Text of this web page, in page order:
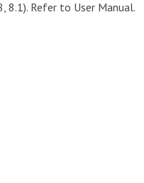
8.1). Refer to User Manual.